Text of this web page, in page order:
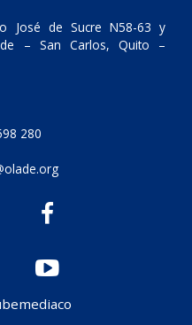
José de Sucre N58-63 y
– San Carlos, Quito –
280